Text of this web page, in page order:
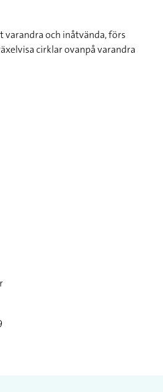
varandra och inåtvända, förs
cirklar ovanpå varandra